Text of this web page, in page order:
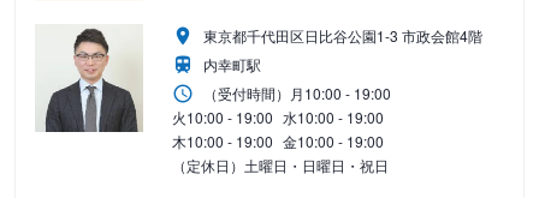
東京都千代田区日比谷公園1-3 市政会館4階
内幸町駅
（受付時間） 月10:00 - 19:00
火10:00 - 19:00 水10:00 - 19:00
木10:00 - 19:00 金10:00 - 19:00
（定休日）土曜日・日曜日・祝日